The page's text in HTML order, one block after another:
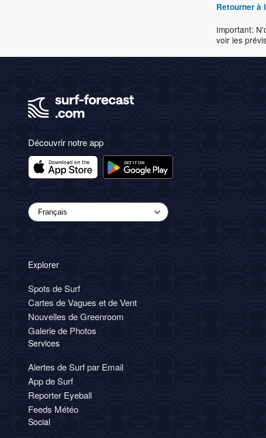
Retourner à
Important:
voir les
Découvrir notre app
Explorer
Spots de Surf
Cartes de Vagues et de Vent
Nouvelles de Greenroom
Galerie de Photos
Services
Alertes de Surf par Email
App de Surf
Reporter Eyeball
Feeds Météo
Social